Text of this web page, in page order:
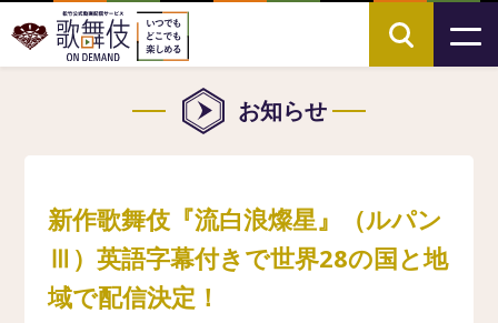
お知らせ
新作歌舞伎『流白浪燦星』（ルパン
Ⅲ）英語字幕付きで世界28の国と地
域で配信決定！